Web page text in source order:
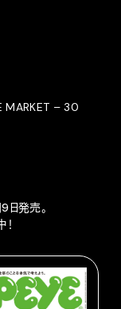
MARKET – 30
日発売。